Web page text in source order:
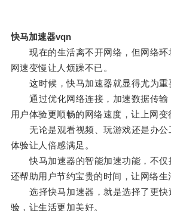
快马加速器vqn
现在的生活离不开网络，但网络环
网速变慢让人烦躁不已。
这时候，快马加速器就显得尤为重
通过优化网络连接，加速数据传输
用户体验更顺畅的网络速度，让上网变
无论是观看视频、玩游戏还是办公
体验让人倍感满足。
快马加速器的智能加速功能，不仅
还帮助用户节约宝贵的时间，让网络生
选择快马加速器，就是选择了更快
验，让生活更加美好。